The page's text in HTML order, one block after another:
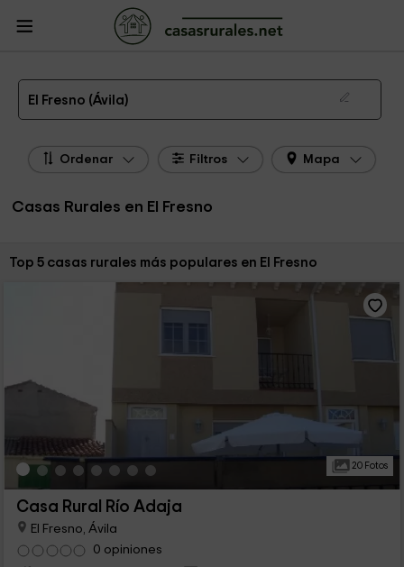
Casas Rurales
Rurales Ávila
Casas Rurales El Fresno
Las 5 mejores casas rurales en El Fresno de 2026
El Fresno (Ávila)
Ordenar Filtros Mapa
Casas Rurales en El Fresno
Ordenar por:
Top 5 casas rurales más populares en El Fresno
20 Fotos
Casa Rural Río Adaja
El Fresno, Ávila
0 opiniones